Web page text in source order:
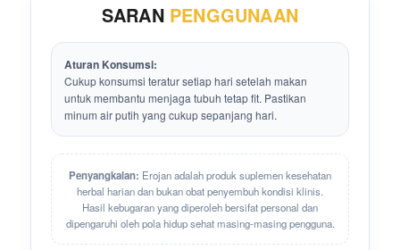
SARAN PENGGUNAAN
Aturan Konsumsi:
Cukup konsumsi teratur setiap hari setelah makan
untuk membantu menjaga tubuh tetap fit. Pastikan
minum air putih yang cukup sepanjang hari.
Penyangkalan: Erojan adalah produk suplemen kesehatan
herbal harian dan bukan obat penyembuh kondisi klinis.
Hasil kebugaran yang diperoleh bersifat personal dan
dipengaruhi oleh pola hidup sehat masing-masing pengguna.